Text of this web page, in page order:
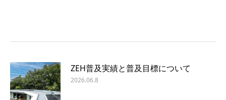
ZEH普及実績と普及目標について
2026.06.8